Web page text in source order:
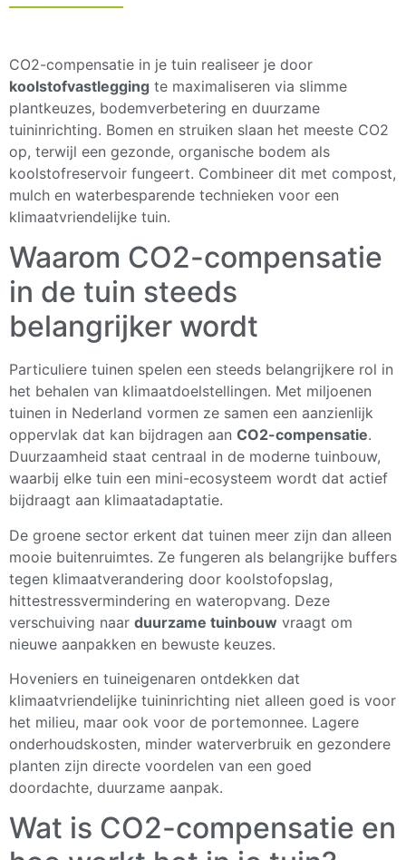
CO2-compensatie in je tuin realiseer je door
koolstofvastlegging te maximaliseren via slimme
plantkeuzes, bodemverbetering en duurzame
tuininrichting. Bomen en struiken slaan het meeste CO2
op, terwijl een gezonde, organische bodem als
koolstofreservoir fungeert. Combineer dit met compost,
mulch en waterbesparende technieken voor een
klimaatvriendelijke tuin.
Waarom CO2-compensatie
in de tuin steeds
belangrijker wordt
Particuliere tuinen spelen een steeds belangrijkere rol in
het behalen van klimaatdoelstellingen. Met miljoenen
tuinen in Nederland vormen ze samen een aanzienlijk
oppervlak dat kan bijdragen aan CO2-compensatie.
Duurzaamheid staat centraal in de moderne tuinbouw,
waarbij elke tuin een mini-ecosysteem wordt dat actief
bijdraagt aan klimaatadaptatie.
De groene sector erkent dat tuinen meer zijn dan alleen
mooie buitenruimtes. Ze fungeren als belangrijke buffers
tegen klimaatverandering door koolstofopslag,
hittestressvermindering en wateropvang. Deze
verschuiving naar duurzame tuinbouw vraagt om
nieuwe aanpakken en bewuste keuzes.
Hoveniers en tuineigenaren ontdekken dat
klimaatvriendelijke tuininrichting niet alleen goed is voor
het milieu, maar ook voor de portemonnee. Lagere
onderhoudskosten, minder waterverbruik en gezondere
planten zijn directe voordelen van een goed
doordachte, duurzame aanpak.
Wat is CO2-compensatie en